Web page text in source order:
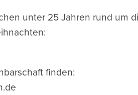
unter 25 Jahren rund um
finden: